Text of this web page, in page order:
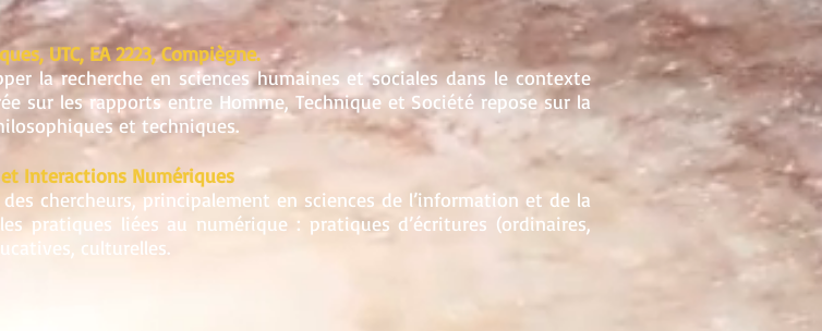
UTC, EA 2223, Compiègne.
la recherche en sciences humaines et sociales dans le contexte
sur les rapports entre Homme, Technique et Société repose sur la
et techniques.
Interactions Numériques
des chercheurs, principalement en sciences de l’information et de la
pratiques liées au numérique : pratiques d’écritures (ordinaires,
culturelles.